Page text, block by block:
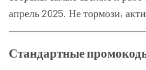
апрель 2025. Не тормози,
Стандартные